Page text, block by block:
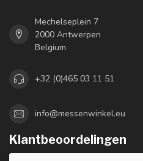
Mechelseplein 7
2000 Antwerpen
Belgium
+32 (0)465 03 11 51
info@messenwinkel.eu
Klantbeoordelingen